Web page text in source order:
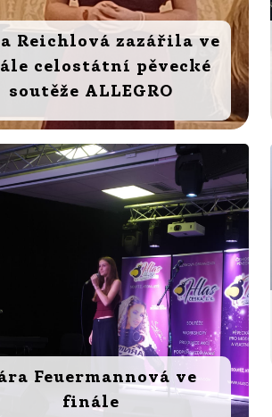
Reichlová zazářila ve
celostátní pěvecké
soutěže ALLEGRO
Feuermannová ve
finále